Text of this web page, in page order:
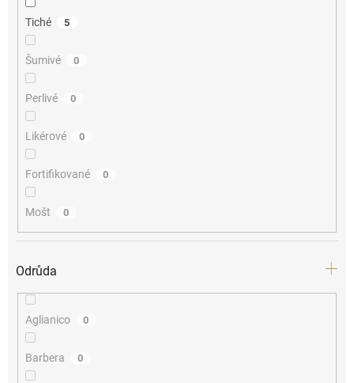
Tiché 5
Šumivé 0
Perlivé 0
Likérové 0
Fortifikované 0
Mošt 0
Odrůda
Aglianico 0
Barbera 0